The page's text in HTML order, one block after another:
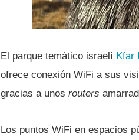
El parque temático israelí­ Kfar
ofrece conexión WiFi a sus
gracias a unos routers
Los puntos WiFi en espacios